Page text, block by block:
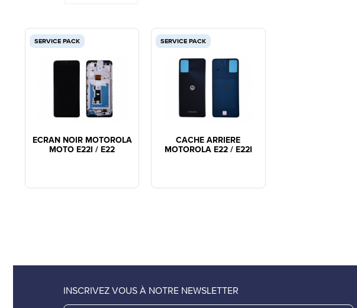
SERVICE PACK
ECRAN NOIR MOTOROLA
MOTO E22I / E22
SERVICE PACK
CACHE ARRIERE
MOTOROLA E22 / E22I
INSCRIVEZ VOUS À NOTRE NEWSLETTER